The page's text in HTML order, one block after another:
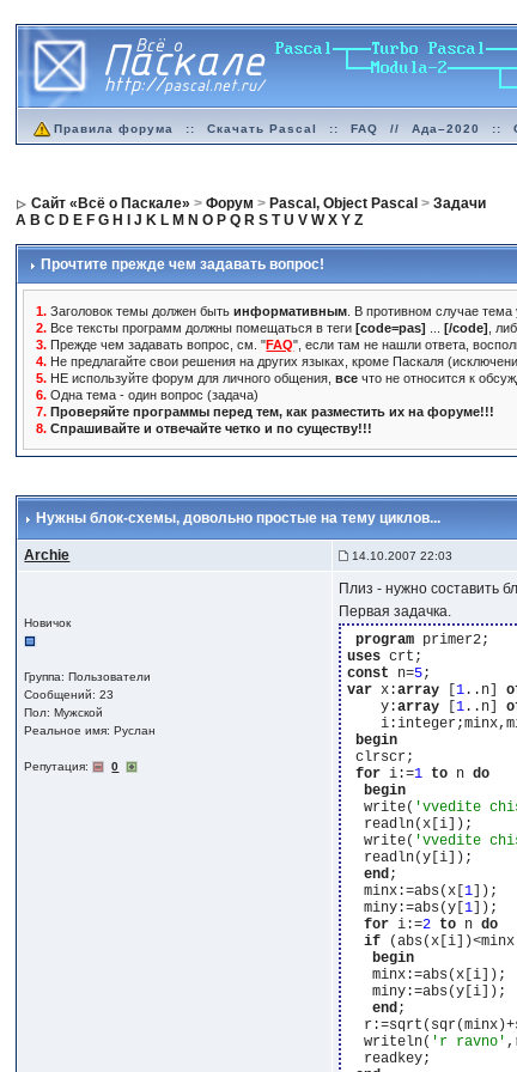
Правила форума :: Скачать Pascal :: FAQ // Ада–2020 ::
Сайт «Всё о Паскале» >Форум > Pascal, Object Pascal >Задачи
A B C D E F G H J K L M N O P Q R S T U V W X Y Z
Прочтите прежде чем задавать вопрос!
1. Заголовок темы должен бытьинформативным . В противном случае тема
2. Все тексты программ должны помещаться в теги[code=pas] ...[/code] ,
3. Прежде чем задавать вопрос, см. "FAQ", если там не нашли ответа,
4. Не предлагайте свои решения на других языках, кроме Паскаля
5. НЕ используйте форум для личного общения,все что не относится к
6. Одна тема - один вопрос (задача)
7. Проверяйте программы перед тем, как разместить их на форуме!!!
8. Спрашивайте и отвечайте четко и по существу!!!
Нужны блок-схемы, довольно простые на тему циклов...
Archie 14.10.2007 22:03
Новичок
Группа: Пользователи
Сообщений: 23
Пол: Мужской
Реальное имя: Руслан
Репутация: 0
Плиз - нужно составить
Первая задачка.
program
uses
const
n=5
var x:array [1 ..n]
    y:
array [1 ..n]
begin
clrscr;
for i:=1 to n do
begin
  write(
'vvedite
  readln(x[i]);
  write(
'vvedite
  readln(y[i]);
end;
  minx:=abs(x[
1 ]);
  miny:=abs(y[
1 ]);
for i:=2 to n do
if
begin
   minx:=abs(x[i]);
   miny:=abs(y[i]);
end;
  writeln(
'r ravno'
  readkey;